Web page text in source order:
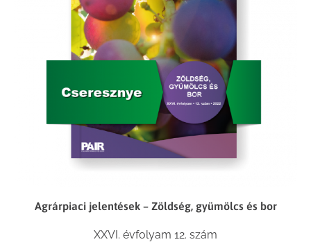
Agrárpiaci jelentések – Zöldség, gyümölcs és bor
XXVI. évfolyam 12. szám